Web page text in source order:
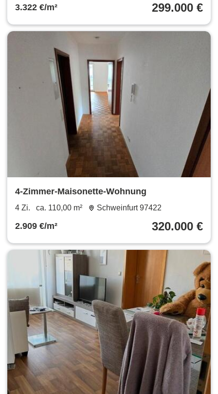
3.322 €/m² 299.000 €
4-Zimmer-Maisonette-Wohnung
4 Zi. ca. 110,00 m² Schweinfurt 97422
2.909 €/m² 320.000 €